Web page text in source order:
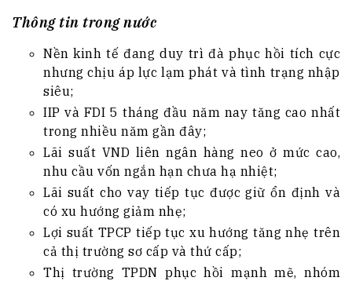
Thông tin trong nước
Nền kinh tế đang duy trì đà phục hồi tích cực
nhưng chịu áp lực lạm phát và tình trạng nhập
siêu;
IIP và FDI 5 tháng đầu năm nay tăng cao nhất
trong nhiều năm gần đây;
Lãi suất VND liên ngân hàng neo ở mức cao,
nhu cầu vốn ngắn hạn chưa hạ nhiệt;
Lãi suất cho vay tiếp tục được giữ ổn định và
có xu hướng giảm nhẹ;
Lợi suất TPCP tiếp tục xu hướng tăng nhẹ trên
cả thị trường sơ cấp và thứ cấp;
Thị trường TPDN phục hồi mạnh mẽ, nhóm